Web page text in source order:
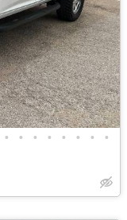
• • • • • • • •